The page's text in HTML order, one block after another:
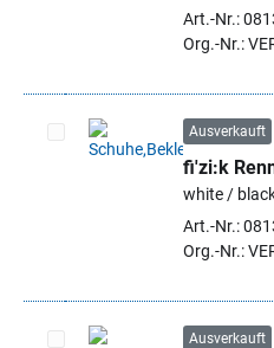
Art.-Nr.:
Org.-Nr.:
Artikel auswählen
Ausverkauft
fi'zi:k
white /
Art.-Nr.:
Org.-Nr.:
Ausverkauft